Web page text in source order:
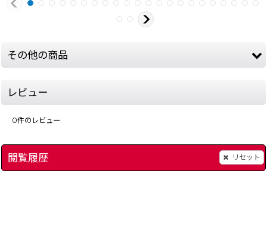
その他の商品
レビュー
0件のレビュー
閲覧履歴 リセット